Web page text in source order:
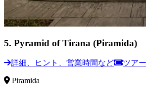
5. Pyramid of Tirana (Piramida)
詳細、ヒント、営業時間など ツア
Piramida